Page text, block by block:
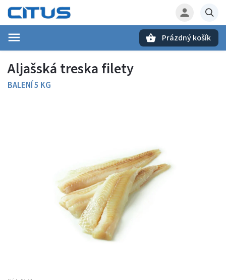
Prázdný košík
Aljašská treska filety
BALENÍ 5 KG